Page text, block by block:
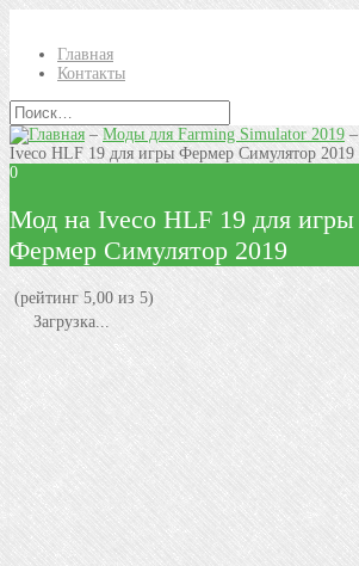
Главная
Контакты
–Моды для Farming Simulator 2019 –
Iveco HLF 19 для игры Фермер Симулятор 2019
0
Мод на Iveco HLF 19 для игры
Фермер Симулятор 2019
(рейтинг 5,00 из 5)
Загрузка...